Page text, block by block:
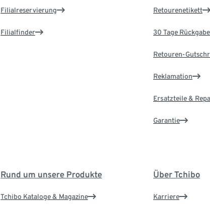
Filialreservierung
Filialfinder
Retourenetikett
30 Tage
Retouren-
Reklamation
Ersatzteile &
Garantie
Rund um unsere Produkte
Tchibo Kataloge & Magazine
Über Tchibo
Karriere